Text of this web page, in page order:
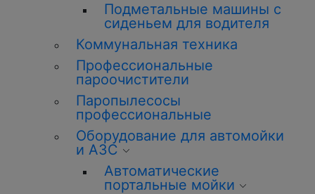
Подметальные машины с
сиденьем для водителя
Коммунальная техника
Профессиональные
пароочистители
Паропылесосы
профессиональные
Оборудование для автомойки
и АЗС
Автоматические
портальные мойки